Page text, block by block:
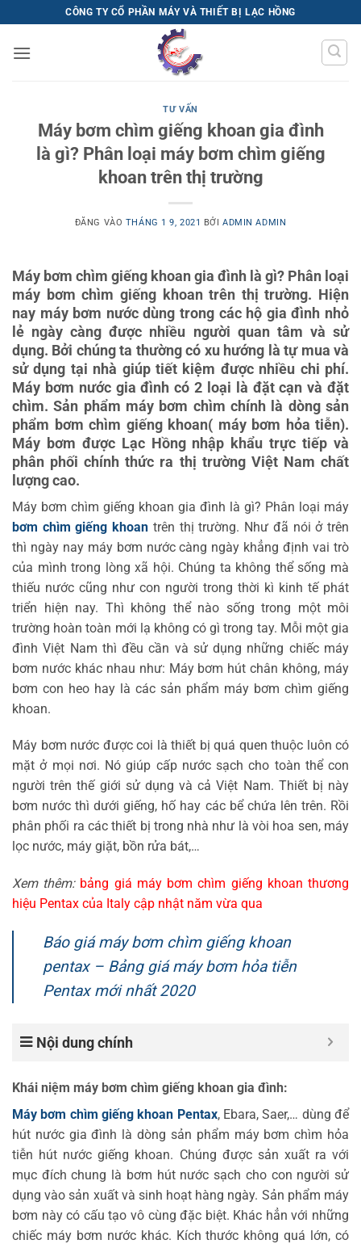
qua
nội
CÔNG TY CỔ PHẦN MÁY VÀ THIẾT BỊ LẠC HỒNG
TƯ VẤN
Máy bơm chìm giếng khoan gia đình
là gì? Phân loại máy bơm chìm giếng
khoan trên thị trường
ĐĂNG VÀO THÁNG 1 9, 2021 BỞIADMIN ADMIN
Máy bơm chìm giếng khoan gia đình là gì? Phân loại
máy bơm chìm giếng khoan trên thị trường. Hiện
nay máy bơm nước dùng trong các hộ gia đình nhỏ
lẻ ngày càng được nhiều người quan tâm và sử
dụng. Bởi chúng ta thường có xu hướng là tự mua và
sử dụng tại nhà giúp tiết kiệm được nhiều chi phí.
Máy bơm nước gia đình có 2 loại là đặt cạn và đặt
chìm. Sản phẩm máy bơm chìm chính là dòng sản
phẩm bơm chìm giếng khoan( máy bơm hỏa tiễn).
Máy bơm được Lạc Hồng nhập khẩu trực tiếp và
phân phối chính thức ra thị trường Việt Nam chất
lượng cao.
Máy bơm chìm giếng khoan gia đình là gì? Phân loại máy
bơm chìm giếng khoan trên thị trường. Như đã nói ở trên
thì ngày nay máy bơm nước càng ngày khẳng định vai trò
của mình trong lòng xã hội. Chúng ta không thể sống mà
thiếu nước cũng như con người trong thời kì kinh tế phát
triển hiện nay. Thì không thể nào sống trong một môi
trường hoàn toàn mới lạ không có gì trong tay. Mỗi một gia
đình Việt Nam thì đều cần và sử dụng những chiếc máy
bơm nước khác nhau như: Máy bơm hút chân không, máy
bơm con heo hay là các sản phẩm máy bơm chìm giếng
khoan.
Máy bơm nước được coi là thiết bị quá quen thuộc luôn có
mặt ở mọi nơi. Nó giúp cấp nước sạch cho toàn thể con
người trên thế giới sử dụng và cả Việt Nam. Thiết bị này
bơm nước thì dưới giếng, hố hay các bể chứa lên trên. Rồi
phân phối ra các thiết bị trong nhà như là vòi hoa sen, máy
lọc nước, máy giặt, bồn rửa bát,…
Xem thêm: bảng giá máy bơm chìm giếng khoan thương
hiệu Pentax của Italy cập nhật năm vừa qua
Báo giá máy bơm chìm giếng khoan
pentax – Bảng giá máy bơm hỏa tiễn
Pentax mới nhất 2020
Nội dung chính
Khái niệm máy bơm chìm giếng khoan gia đình:
Máy bơm chìm giếng khoan Pentax, Ebara, Saer,… dùng để
hút nước gia đình là dòng sản phẩm máy bơm chìm hỏa
tiễn hút nước giếng khoan. Chúng được sản xuất ra với
mục đích chung là bơm hút nước sạch cho con người sử
dụng vào sản xuất và sinh hoạt hàng ngày. Sản phẩm máy
bơm này có cấu tạo vô cùng đặc biệt. Khác hẳn với những
chiếc máy bơm nước khác. Kích thước không quá lớn, có